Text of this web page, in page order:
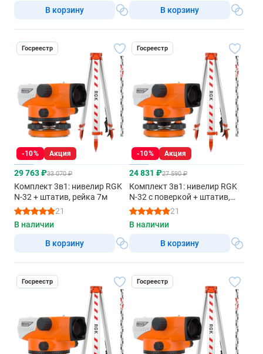
В корзину
В корзину
Госреестр
-10% Акция
29 763 ₽33 070 ₽
Комплект 3в1: нивелир RGK
N-32 + штатив, рейка 7м
21
В наличии
В корзину
Госреестр
-10% Акция
24 831 ₽27 590 ₽
Комплект 3в1: нивелир RGK
N-32 с поверкой + штатив,
рейка 3м
21
В наличии
В корзину
Госреестр Госреестр